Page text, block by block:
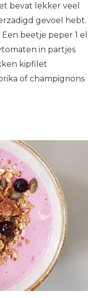
bevat lekker veel
gevoel hebt.
beetje peper 1 el
in partjes
kipfilet
of champignons